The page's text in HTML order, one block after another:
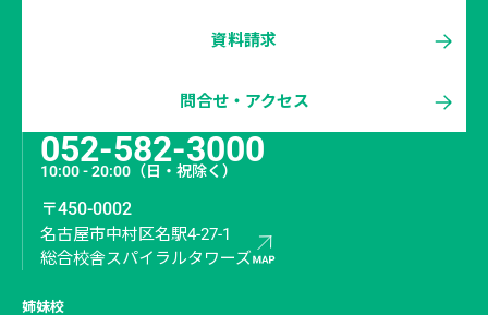
資料請求
問合せ・アクセス
052-582-3000
10:00 - 20:00 （日・祝除く）
〒450-0002
名古屋市中村区名駅4-27-1
総合校舎スパイラルタワーズ
姉妹校